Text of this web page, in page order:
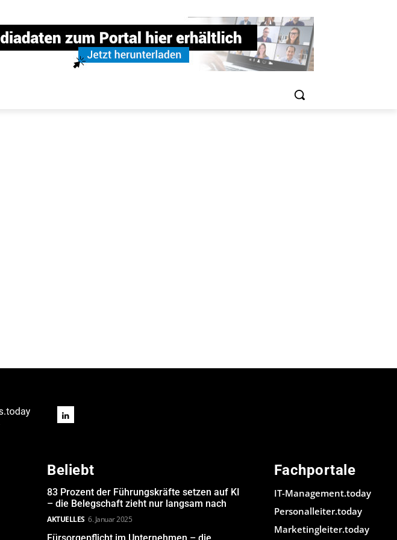
Beliebt
83 Prozent der Führungskräfte setzen auf KI
– die Belegschaft zieht nur langsam nach
AKTUELLES 6. Januar 2025
Fachportale
IT-Management.today
Personalleiter.today
Marketingleiter.today